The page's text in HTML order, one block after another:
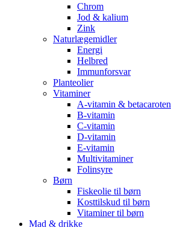
Chrom
Jod & kalium
Zink
Naturlægemidler
Energi
Helbred
Immunforsvar
Planteolier
Vitaminer
A-vitamin & betacaroten
B-vitamin
C-vitamin
D-vitamin
E-vitamin
Multivitaminer
Folinsyre
Børn
Fiskeolie til børn
Kosttilskud til børn
Vitaminer til børn
Mad & drikke